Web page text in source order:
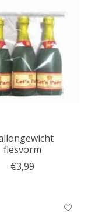
flesvorm
€3,99